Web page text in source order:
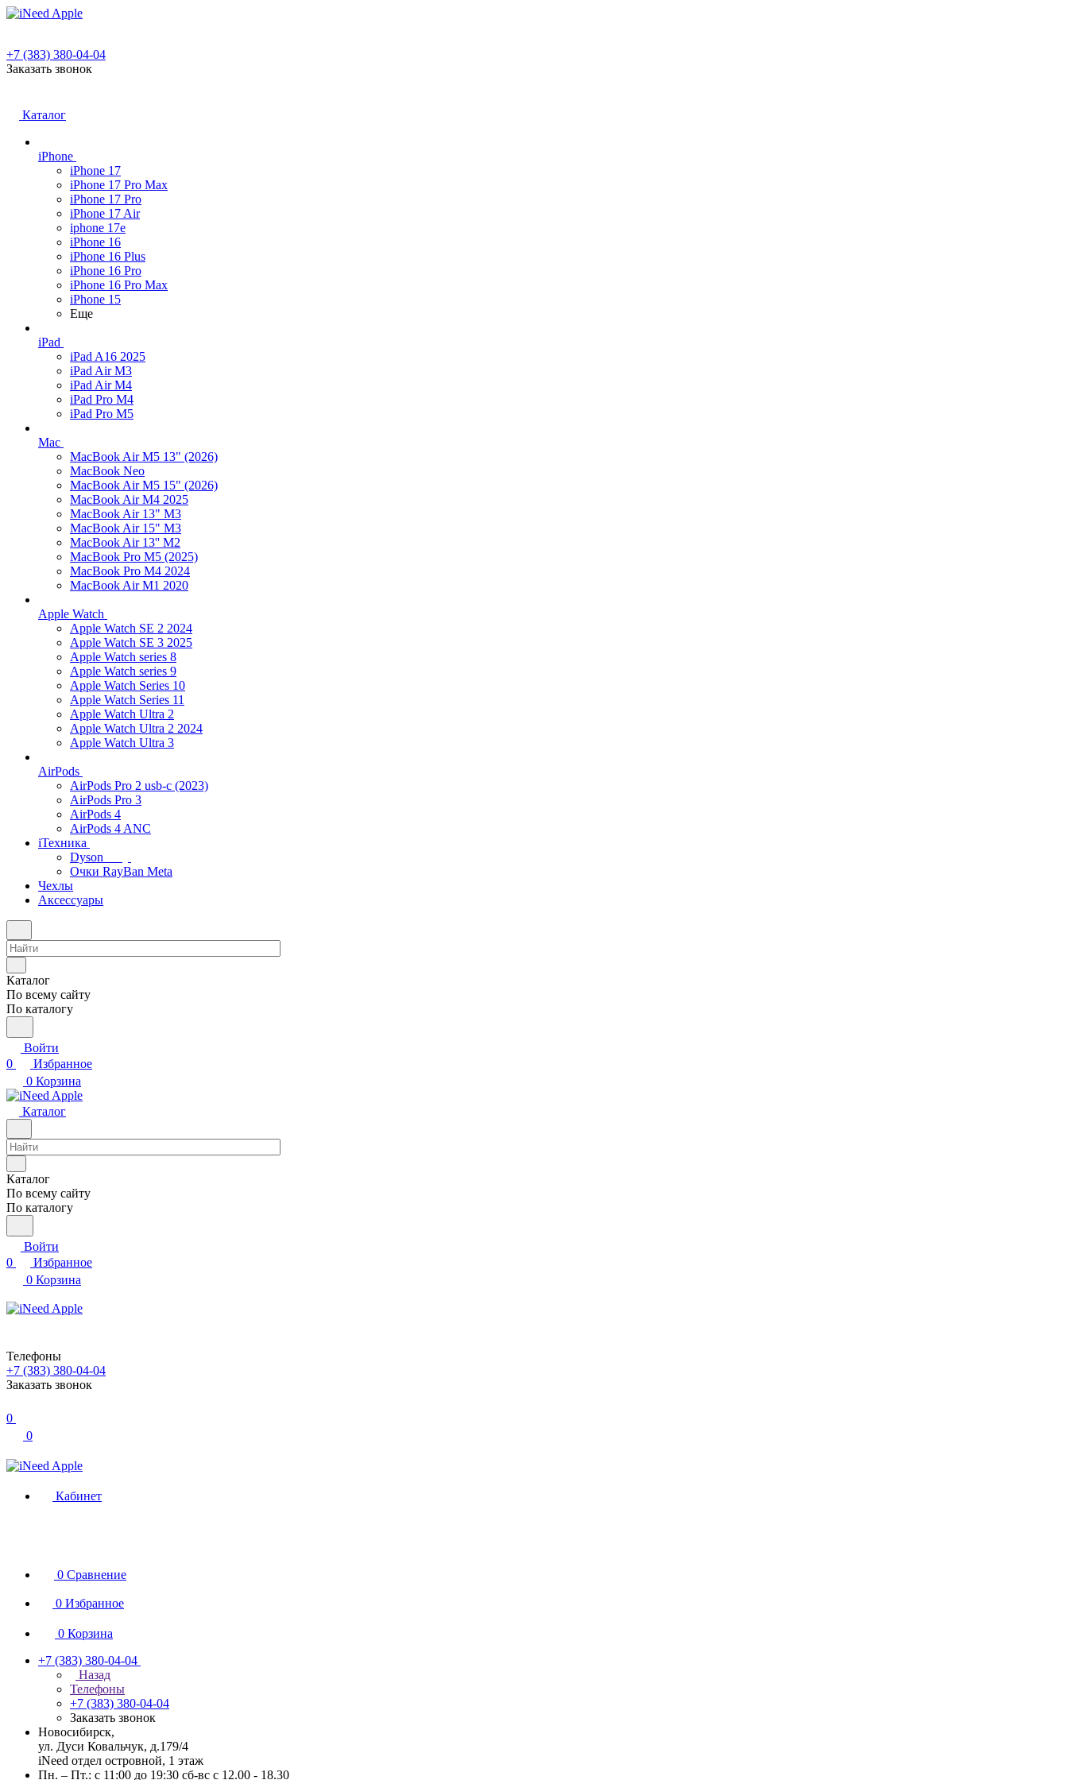
+7 (383) 380-04-04
Заказать звонок
Каталог
iPhone
iPhone 17
iPhone 17 Pro Max
iPhone 17 Pro
iPhone 17 Air
iphone 17e
iPhone 16
iPhone 16 Plus
iPhone 16 Pro
iPhone 16 Pro Max
iPhone 15
Еще
iPad
iPad A16 2025
iPad Air M3
iPad Air M4
iPad Pro M4
iPad Pro M5
Mac
MacBook Air M5 13" (2026)
MacBook Neo
MacBook Air M5 15" (2026)
MacBook Air M4 2025
MacBook Air 13" M3
MacBook Air 15" M3
MacBook Air 13'' M2
MacBook Pro M5 (2025)
MacBook Pro M4 2024
MacBook Air M1 2020
Apple Watch
Apple Watch SE 2 2024
Apple Watch SE 3 2025
Apple Watch series 8
Apple Watch series 9
Apple Watch Series 10
Apple Watch Series 11
Apple Watch Ultra 2
Apple Watch Ultra 2 2024
Apple Watch Ultra 3
AirPods
AirPods Pro 2 usb-c (2023)
AirPods Pro 3
AirPods 4
AirPods 4 ANC
iТехника
Dyson
Очки RayBan Meta
Чехлы
Аксессуары
Каталог
По всему сайту
По каталогу
Войти
0
Избранное
0 Корзина
Каталог
Каталог
По всему сайту
По каталогу
Войти
0
Избранное
0 Корзина
Телефоны
+7 (383) 380-04-04
Заказать звонок
0
0
Кабинет
0 Сравнение
0 Избранное
0 Корзина
+7 (383) 380-04-04
Назад
Телефоны
+7 (383) 380-04-04
Заказать звонок
Новосибирск,
ул. Дуси Ковальчук, д.179/4
iNeed отдел островной, 1 этаж
Пн. – Пт.: с 11:00 до 19:30 сб-вс с 12.00 - 18.30